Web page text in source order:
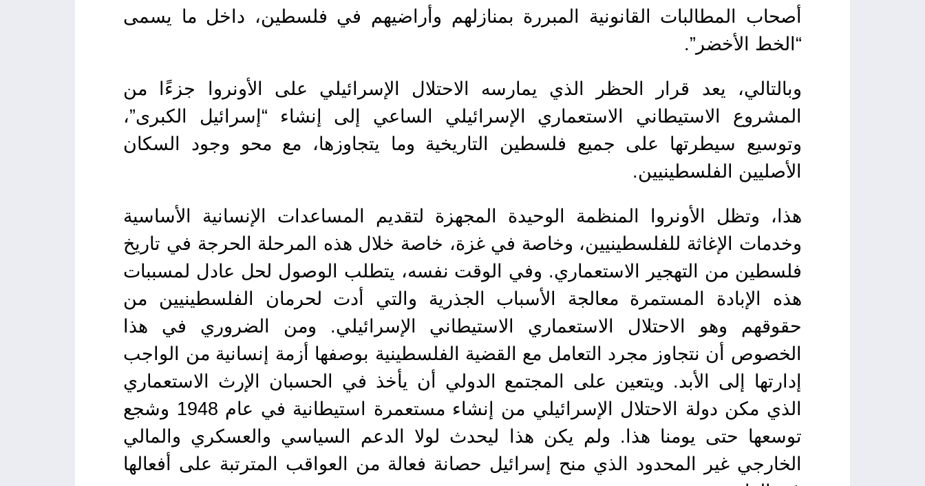
أصحاب المطالبات القانونية المبررة بمنازلهم وأراضيهم في فلسطين، داخل ما يسمى
“الخط الأخضر”.
وبالتالي، يعد قرار الحظر الذي يمارسه الاحتلال الإسرائيلي على الأونروا جزءًا من
المشروع الاستيطاني الاستعماري الإسرائيلي الساعي إلى إنشاء “إسرائيل الكبرى”،
وتوسيع سيطرتها على جميع فلسطين التاريخية وما يتجاوزها، مع محو وجود السكان
الأصليين الفلسطينيين.
هذا، وتظل الأونروا المنظمة الوحيدة المجهزة لتقديم المساعدات الإنسانية الأساسية
وخدمات الإغاثة للفلسطينيين، وخاصة في غزة، خاصة خلال هذه المرحلة الحرجة في تاريخ
فلسطين من التهجير الاستعماري. وفي الوقت نفسه، يتطلب الوصول لحل عادل لمسببات
هذه الإبادة المستمرة معالجة الأسباب الجذرية والتي أدت لحرمان الفلسطينيين من
حقوقهم وهو الاحتلال الاستعماري الاستيطاني الإسرائيلي. ومن الضروري في هذا
الخصوص أن نتجاوز مجرد التعامل مع القضية الفلسطينية بوصفها أزمة إنسانية من الواجب
إدارتها إلى الأبد. ويتعين على المجتمع الدولي أن يأخذ في الحسبان الإرث الاستعماري
الذي مكن دولة الاحتلال الإسرائيلي من إنشاء مستعمرة استيطانية في عام 1948 وشجع
توسعها حتى يومنا هذا. ولم يكن هذا ليحدث لولا الدعم السياسي والعسكري والمالي
الخارجي غير المحدود الذي منح إسرائيل حصانة فعالة من العواقب المترتبة على أفعالها